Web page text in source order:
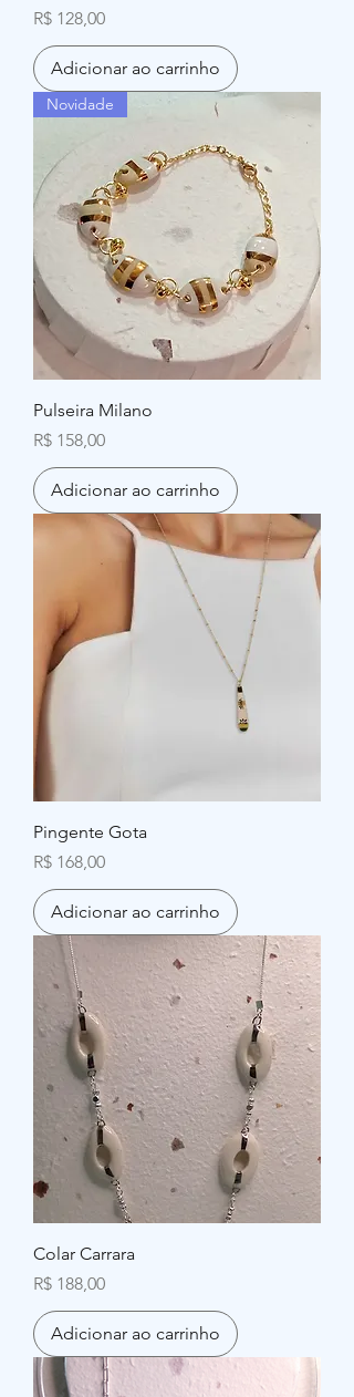
Preço
R$ 128,00
Adicionar ao carrinho
Novidade
Pulseira Milano
Preço
R$ 158,00
Adicionar ao carrinho
Pingente Gota
Preço
R$ 168,00
Adicionar ao carrinho
Colar Carrara
Preço
R$ 188,00
Adicionar ao carrinho